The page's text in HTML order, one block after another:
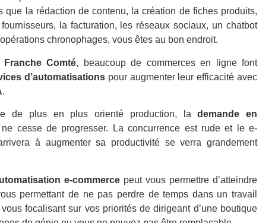
que la rédaction de contenu, la création de fiches produits,
fournisseurs, la facturation, les réseaux sociaux, un chatbot
chronophages, vous êtes au bon endroit.
Comté, beaucoup de commerces en ligne font
d’automatisations pour augmenter leur efficacité avec
.
de plus en plus orienté production, lademande en
ne cesse de progresser. La concurrence est rude et le e-
à augmenter sa productivité se verra grandement
e-commerce peut vous permettre d’atteindre
permettant de ne pas perdre de temps dans un travail
focalisant sur vos priorités de dirigeant d’une boutique